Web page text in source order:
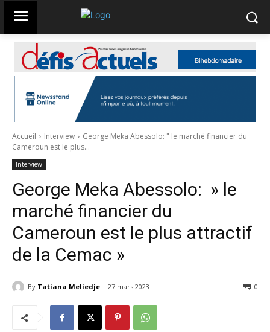
Accueil Interview
George Meka Abessolo: " le marché financier du
Cameroun est le plus...
Interview
George Meka Abessolo: » le
marché financier du
Cameroun est le plus attractif
de la Cemac »
By Tatiana Meliedje 27 mars 2023 0